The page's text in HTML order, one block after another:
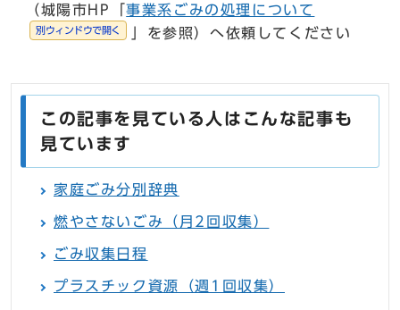
（城陽市HP「事業系ごみの処理について
別ウィンドウで開く 」を参照）へ依頼してください
この記事を見ている人はこんな記事も
見ています
家庭ごみ分別辞典
燃やさないごみ（月2回収集）
ごみ収集日程
プラスチック資源（週1回収集）